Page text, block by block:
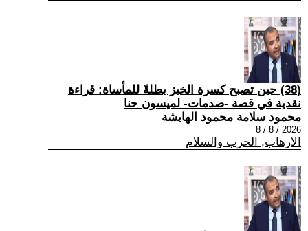
(38) حين تصبح كسرة الخبز بطلةً للمأساة: قراءة
نقدية في قصة -صدمات- لميسون حنا
محمود سلامة محمود الهايشة
2026 / 8 / 8
الارهاب, الحرب والسلام